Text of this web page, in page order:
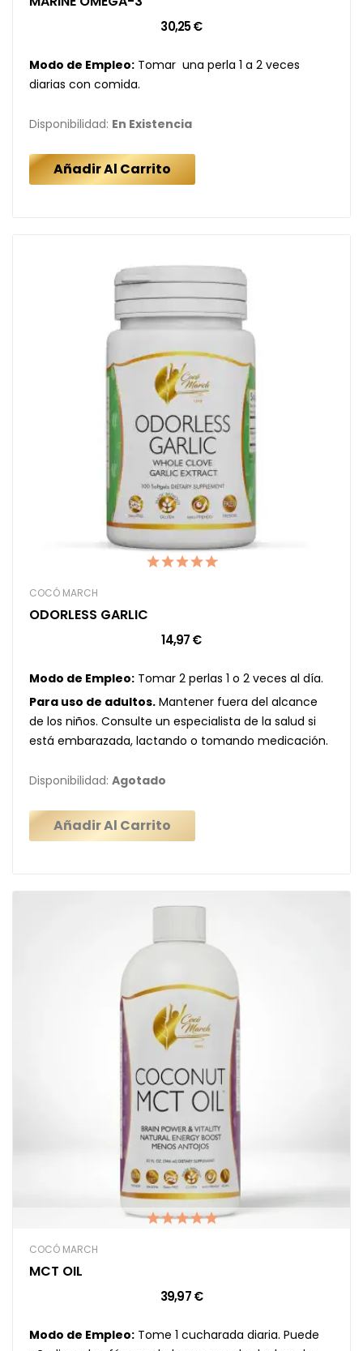
30,25 €
Modo de Empleo: Tomar una perla 1 a 2 veces
diarias con comida.
Disponibilidad: En Existencia
Añadir Al Carrito
COCÓ MARCH
ODORLESS GARLIC
14,97 €
Modo de Empleo: Tomar 2 perlas 1 o 2 veces al día.
Para uso de adultos. Mantener fuera del alcance
de los niños. Consulte un especialista de la salud si
está embarazada, lactando o tomando medicación.
Disponibilidad: Agotado
Añadir Al Carrito
COCÓ MARCH
MCT OIL
39,97 €
Modo de Empleo: Tome 1 cucharada diaria. Puede